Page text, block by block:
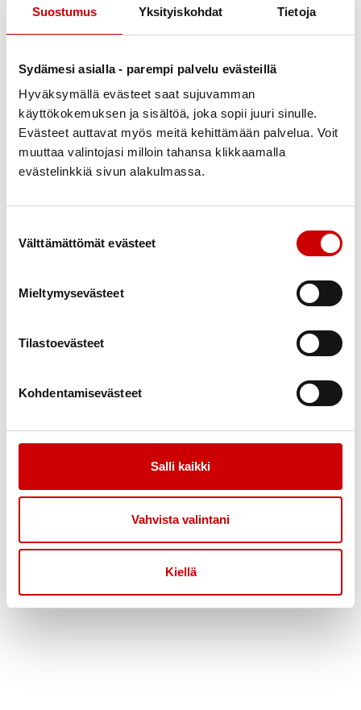
Suostumus Yksityiskohdat Tietoja
Sydämesi asialla - parempi palvelu evästeillä
Hyväksymällä evästeet saat sujuvamman
käyttökokemuksen ja sisältöä, joka sopii juuri sinulle.
Evästeet auttavat myös meitä kehittämään palvelua. Voit
muuttaa valintojasi milloin tahansa klikkaamalla
evästelinkkiä sivun alakulmassa.
Välttämättömät evästeet
Mieltymysevästeet
Tilastoevästeet
Kohdentamisevästeet
Salli kaikki
Vahvista valintani
Kiellä
elämänmuutoksesta. Vertaistukihenkilö keskustelee, kuuntelee ja
olevaa omien kokemustensa perusteella.
Vertaistukihenkilöiden peruskoulutuksesta jokainen toimintaan
mukaan tuleva saa valmiudet kunnioittavaan ja tasa-arvoiseen
kohtaamiseen sekä voimavaroja tukevaan keskusteluun.
Koulutuksen aikana selviävät Sydänliiton vertaistukitoiminnan
perusteet sekä käytännöt.
toimistoon p. 0400 289 108 tai sähköpostitse